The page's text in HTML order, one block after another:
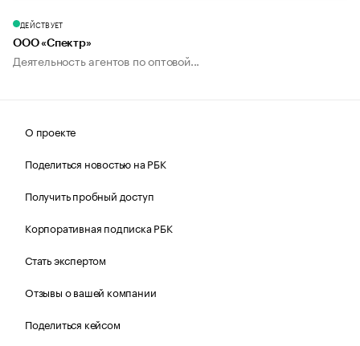
ДЕЙСТВУЕТ
ООО «Спектр»
Деятельность агентов по оптовой...
О проекте
Поделиться новостью на РБК
Получить пробный доступ
Корпоративная подписка РБК
Стать экспертом
Отзывы о вашей компании
Поделиться кейсом